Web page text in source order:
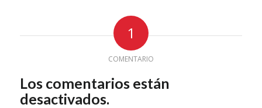
1
COMENTARIO
Los comentarios están
desactivados.